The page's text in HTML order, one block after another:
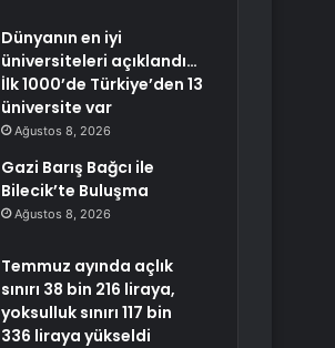
Dünyanın en iyi
üniversiteleri açıklandı…
İlk 1000’de Türkiye’den 13
üniversite var
Ağustos 8, 2026
Gazi Barış Bağcı ile
Bilecik’te Buluşma
Ağustos 8, 2026
Temmuz ayında açlık
sınırı 38 bin 216 liraya,
yoksulluk sınırı 117 bin
336 liraya yükseldi